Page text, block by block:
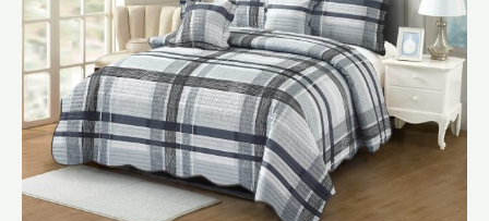
Las
opciones
se
pueden
elegir
en
la
página